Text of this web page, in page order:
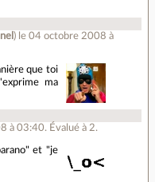
) le 04 octobre 2008 à
que toi
ma
à 03:40. Évalué à 2.
et "je